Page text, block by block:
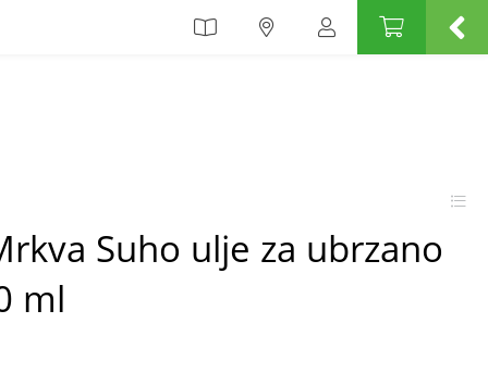
Suho ulje za ubrzano
ml